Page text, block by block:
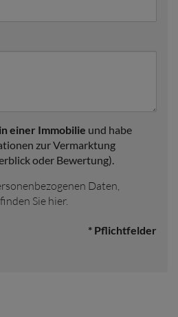
einer Immobilie und habe
zur Vermarktung
oder Bewertung).
Daten,
Sie hier.
* Pflichtfelder